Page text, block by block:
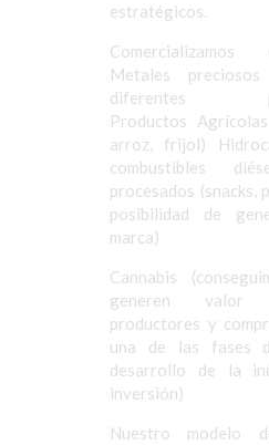
estratégicos.
Metales
diferentes
Productos
arroz, frijol)
combustibles
procesados (snacks,
posibilidad de
marca)
Cannabis
generen
productores y
una de las fases
desarrollo de la
inversión)
Nuestro modelo